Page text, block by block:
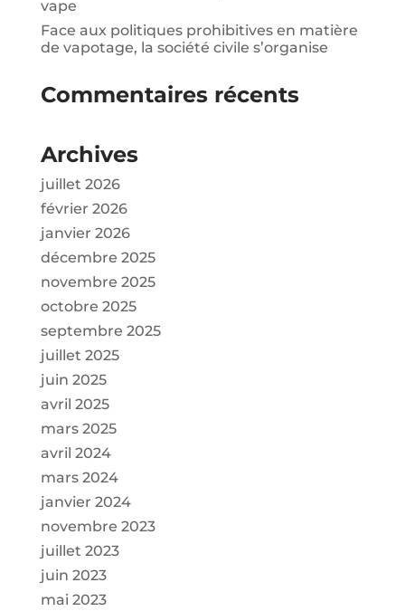
vape
Face aux politiques prohibitives en matière
de vapotage, la société civile s’organise
Commentaires récents
Archives
juillet 2026
février 2026
janvier 2026
décembre 2025
novembre 2025
octobre 2025
septembre 2025
juillet 2025
juin 2025
avril 2025
mars 2025
avril 2024
mars 2024
janvier 2024
novembre 2023
juillet 2023
juin 2023
mai 2023